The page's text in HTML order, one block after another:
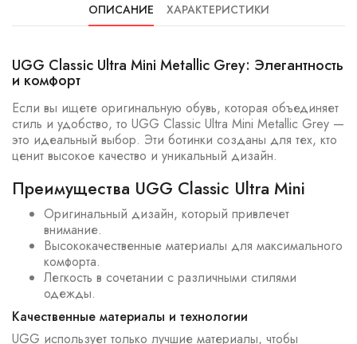
ОПИСАНИЕ ХАРАКТЕРИСТИКИ
UGG Classic Ultra Mini Metallic Grey: Элегантность
и комфорт
Если вы ищете оригинальную обувь, которая объединяет
стиль и удобство, то UGG Classic Ultra Mini Metallic Grey —
это идеальный выбор. Эти ботинки созданы для тех, кто
ценит высокое качество и уникальный дизайн.
Преимущества UGG Classic Ultra Mini
Оригинальный дизайн, который привлечет
внимание.
Высококачественные материалы для максимального
комфорта.
Легкость в сочетании с различными стилями
одежды.
Качественные материалы и технологии
UGG использует только лучшие материалы, чтобы